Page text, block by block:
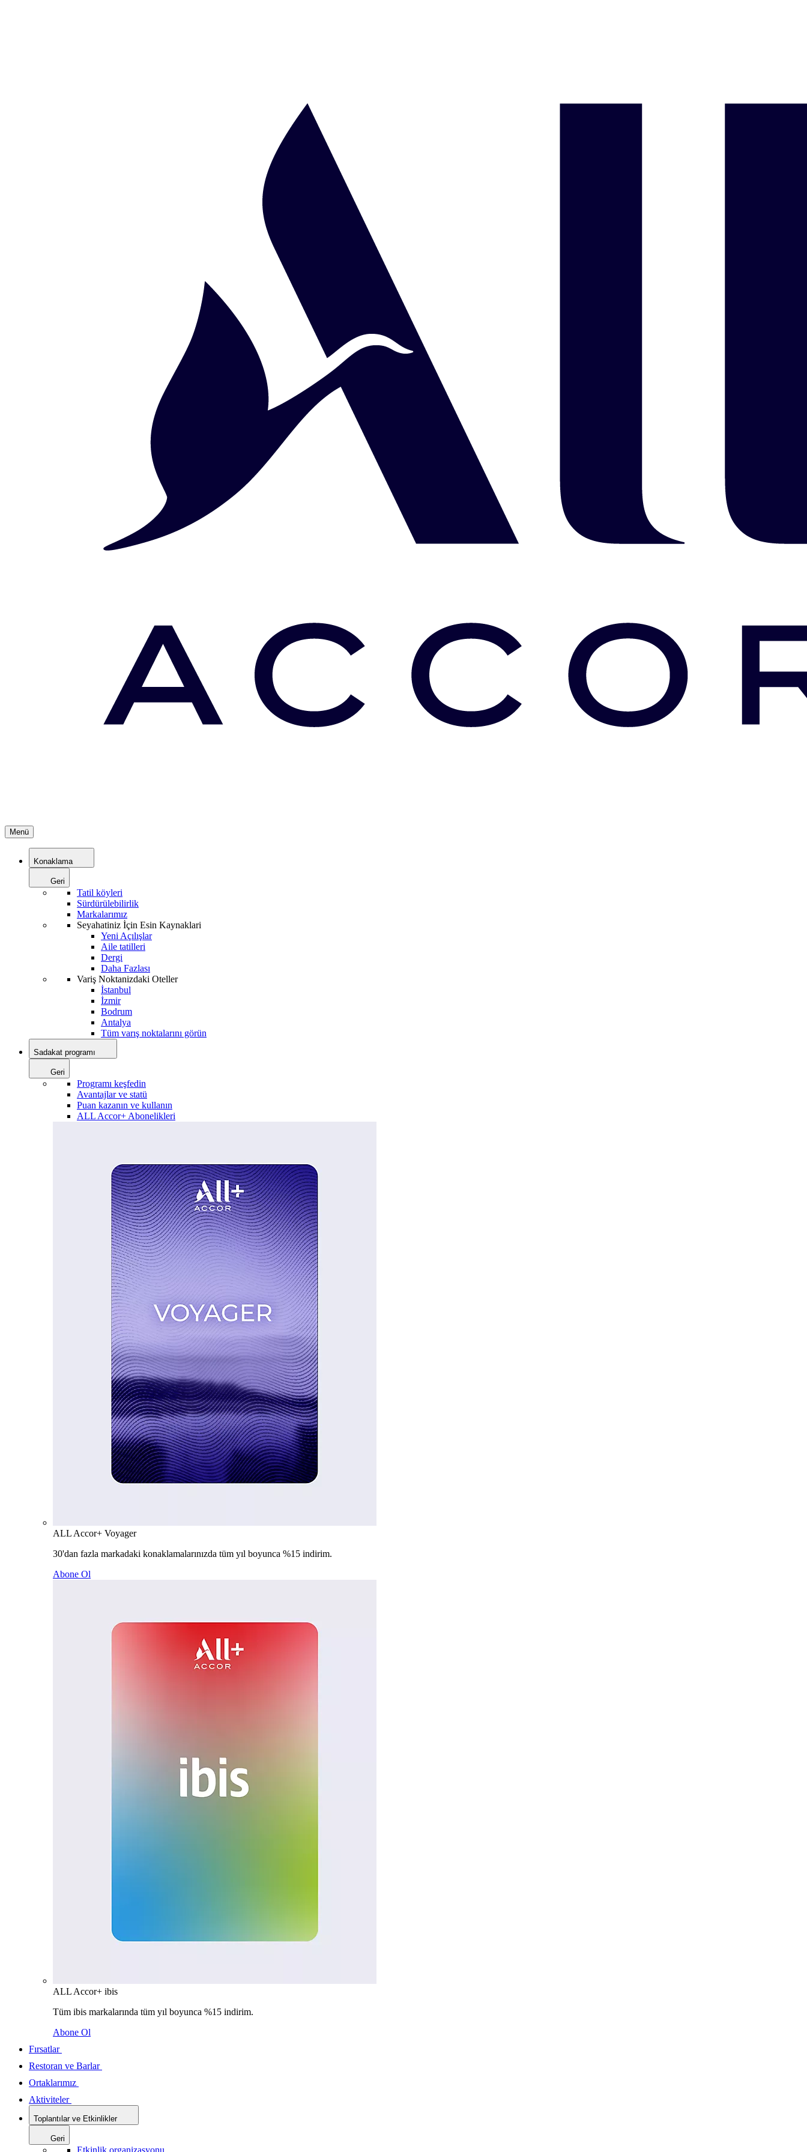
Menü
Konaklama
Geri
Tatil köyleri
Sürdürülebilirlik
Markalarımız
Seyahatiniz İçin Esin Kaynaklari
Yeni Açılışlar
Aile tatilleri
Dergi
Daha Fazlası
Variş Noktanizdaki Oteller
İstanbul
İzmir
Bodrum
Antalya
Tüm varış noktalarını görün
Sadakat programı
Geri
Programı keşfedin
Avantajlar ve statü
Puan kazanın ve kullanın
ALL Accor+ Abonelikleri
ALL Accor+ Voyager
30'dan fazla markadaki konaklamalarınızda tüm yıl boyunca %15 indirim.
Abone Ol
ALL Accor+ ibis
Tüm ibis markalarında tüm yıl boyunca %15 indirim.
Abone Ol
Fırsatlar
Restoran ve Barlar
Ortaklarımız
Aktiviteler
Toplantılar ve Etkinlikler
Geri
Etkinlik organizasyonu